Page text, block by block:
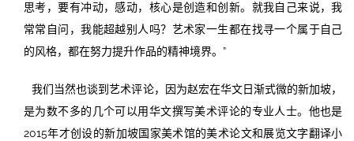
思考，要有冲动，感动，核心是创造和创新。就我自己来说，我
常常自问，我能超越别人吗？艺术家一生都在找寻一个属于自己
的风格，都在努力提升作品的精神境界。”
我们当然也谈到艺术评论，因为赵宏在华文日渐式微的新加坡，
是为数不多的几个可以用华文撰写美术评论的专业人士。他也是
2015年才创设的新加坡国家美术馆的美术论文和展览文字翻译小